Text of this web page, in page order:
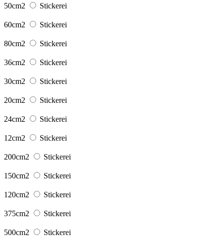
50cm2 Stickerei
60cm2 Stickerei
80cm2 Stickerei
36cm2 Stickerei
30cm2 Stickerei
20cm2 Stickerei
24cm2 Stickerei
12cm2 Stickerei
200cm2 Stickerei
150cm2 Stickerei
120cm2 Stickerei
375cm2 Stickerei
500cm2 Stickerei